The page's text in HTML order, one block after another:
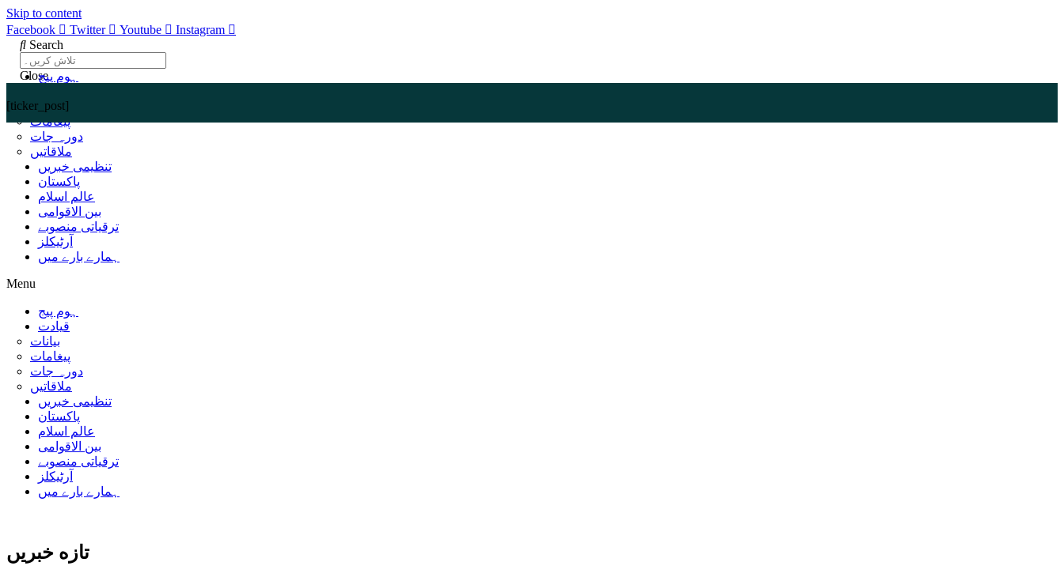
Skip to content
Facebook
Twitter Youtube
Instagram
Search
Close
[ticker_post]
ہوم پیج
بیانات
پیغامات
دورہ جات
ملاقاتیں
تنظیمی خبریں
پاکستان
عالم اسلام
بین الاقوامی
ترقیاتی منصوبے
آرٹیکلز
ہمارے بارے میں
Menu
ہوم پیج
قیادت
بیانات
پیغامات
دورہ جات
ملاقاتیں
تنظیمی خبریں
پاکستان
عالم اسلام
بین الاقوامی
ترقیاتی منصوبے
آرٹیکلز
ہمارے بارے میں
تازه خبریں